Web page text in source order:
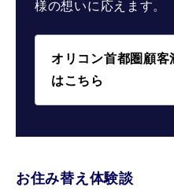
様の想いに応えます。
オリコン首都圏顧
はこちら
お住み替え体験談